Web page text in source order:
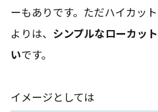
ーもありです。ただハイカッ
よりは、 シンプルなローカッ
いです。
イメージとしては